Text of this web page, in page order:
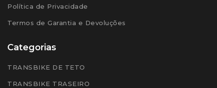
Política de Privacidade
Termos de Garantia e Devoluções
Categorias
TRANSBIKE DE TETO
TRANSBIKE TRASEIRO